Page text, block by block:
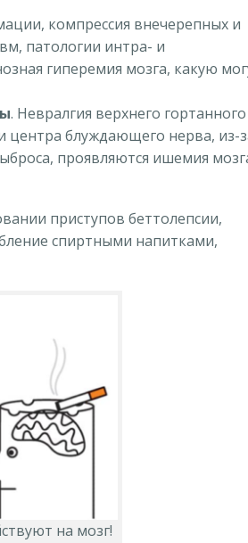
компрессия внечерепных и
патологии интра- и
гиперемия мозга, какую
. Невралгия верхнего гортанного
центра блуждающего нерва, из-
проявляются ишемия
приступов беттолепсии,
спиртными напитками,
на мозг!